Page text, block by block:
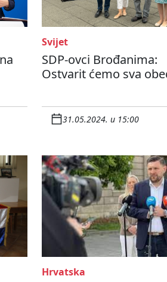
Svijet
SDP-ovci Brođanima:
Ostvarit ćemo sva
31.05.2024. u 15:00
Hrvatska